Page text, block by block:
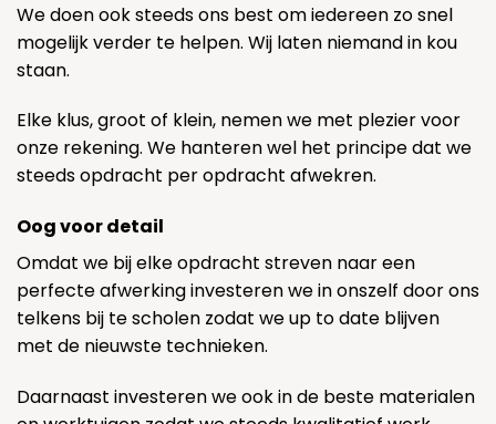
We doen ook steeds ons best om iedereen zo snel
mogelijk verder te helpen. Wij laten niemand in kou
staan.
Elke klus, groot of klein, nemen we met plezier voor
onze rekening. We hanteren wel het principe dat we
steeds opdracht per opdracht afwekren.
Oog voor detail
Omdat we bij elke opdracht streven naar een
perfecte afwerking investeren we in onszelf door ons
telkens bij te scholen zodat we up to date blijven
met de nieuwste technieken.
Daarnaast investeren we ook in de beste materialen